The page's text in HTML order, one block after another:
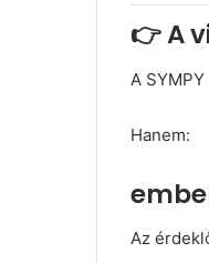
👉 A
A
Hanem:
Az